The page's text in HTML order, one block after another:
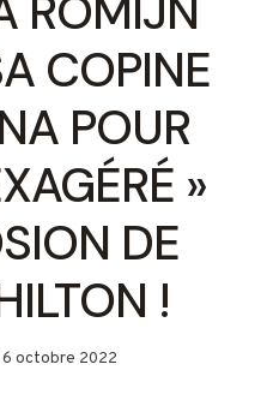
COPINE
POUR
»
DE
!
6 octobre 2022